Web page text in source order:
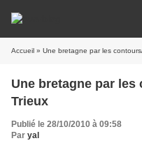
Accueil » Une bretagne par les
Une bretagne par
Trieux
Publié le 28/10/2010 à 09:58
Par yal